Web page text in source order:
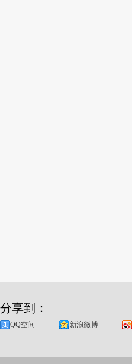
分享到：
QQ空间 新浪微博